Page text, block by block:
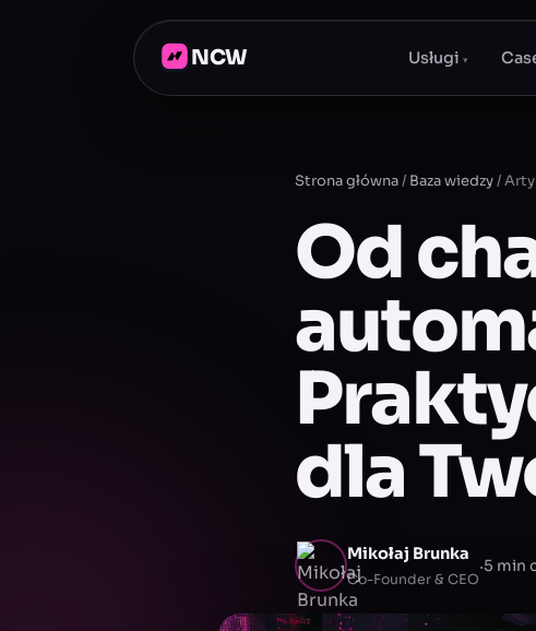
NCW Usługi▾
Strona główna/ Baza wiedzy/
Od
dla
Mikołaj Brunka
Co-Founder & CEO
·5 min